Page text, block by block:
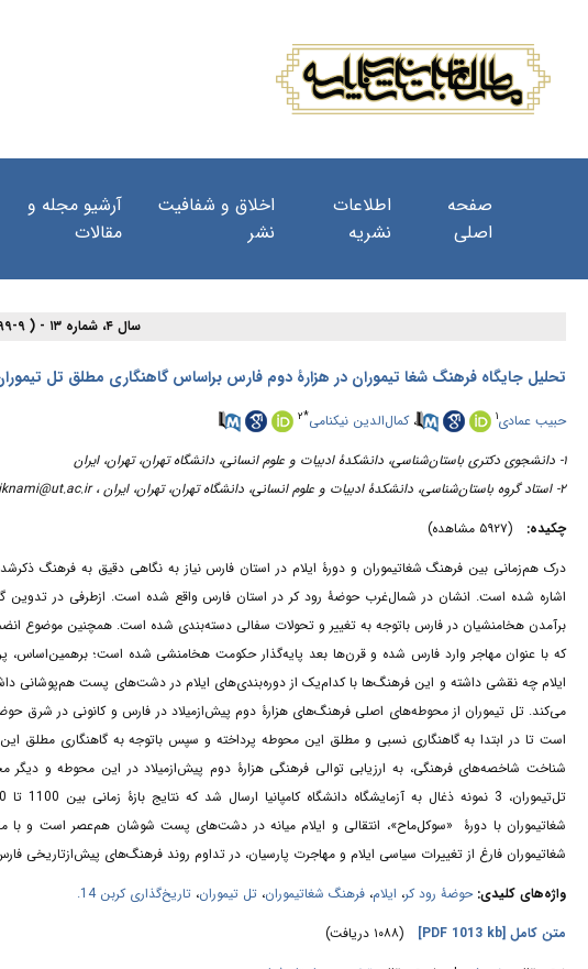
صفحه
اصلی
اطلاعات
نشریه
اخلاق و شفافیت
نشر
آرشیو مجله و
مقالات
سال ۴، شماره ۱۳ - ( ۹-۱۳۹۹ )
تحلیل جایگاه فرهنگ شغا تیموران در هزارۀ دوم فارس براساس گاهنگاری مطلق تل
حبیب عمادی۱ ،کمال‌الدین نیکنامی*۲
۱- دانشجوی دکتری باستان‌شناسی، دانشکدۀ ادبیات و علوم انسانی، دانشگاه تهران، تهران، ایران
۲- استاد گروه باستان‌شناسی، دانشکدۀ ادبیات و علوم انسانی، دانشگاه تهران، تهران، ایران ،
چکیده:
(۵۹۲۷ مشاهده)
درک هم‌زمانی بین فرهنگ شغاتیموران و دورۀ ایلام در استان فارس نیاز به نگاهی دقیق به فرهنگ
اشاره ‌شده است. انشان در شمال‌غرب حوضۀ رود کر در استان فارس واقع شده است. ازطرفی در تدوین
برآمدن هخامنشیان در فارس باتوجه به تغییر و تحولات سفالی دسته‌بندی ‌شده است. همچنین موضوع
که با عنوان مهاجر وارد فارس شده و قرن‌ها بعد پایه‌گذار حکومت هخامنشی شده است؛
ایلام چه نقشی داشته و این فرهنگ‌ها با کدام‌یک از دوره‌بندی‌های ایلام در دشت‌های پست هم‌پوشانی
است تا در ابتدا به گاهنگاری نسبی و مطلق این محوطه پرداخته و سپس باتوجه به گاهنگاری مطلق
شناخت شاخصه‌های فرهنگی، به ارزیابی توالی فرهنگی هزارۀ دوم پیش‌ازمیلاد در این محوطه و
شغاتیموران با دورۀ «سوکل‌ماح»، انتقالی و ایلام میانه در دشت‌های پست شوشان هم‌عصر است و با
شغاتیموران فارغ از تغییرات سیاسی ایلام و مهاجرت پارسیان، در تداوم روند فرهنگ‌های پیش‌ازتاریخی
واژه‌های کلیدی:حوضۀ رود کر، ایلام، فرهنگ شغاتیموران، تل تیموران، تاریخ‌گذاری کربن 14.
متن کامل [PDF 1013 kb]
(۱۰۸۸ دریافت)